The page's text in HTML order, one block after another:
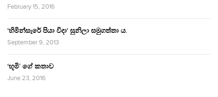
February 15, 2016
‘හිමින්සැරේ පියා විදා‘ සුනිලා සමුගත්තා ය.
September 9, 2013
‘භූමි’ ගේ කතාව
June 23, 2016